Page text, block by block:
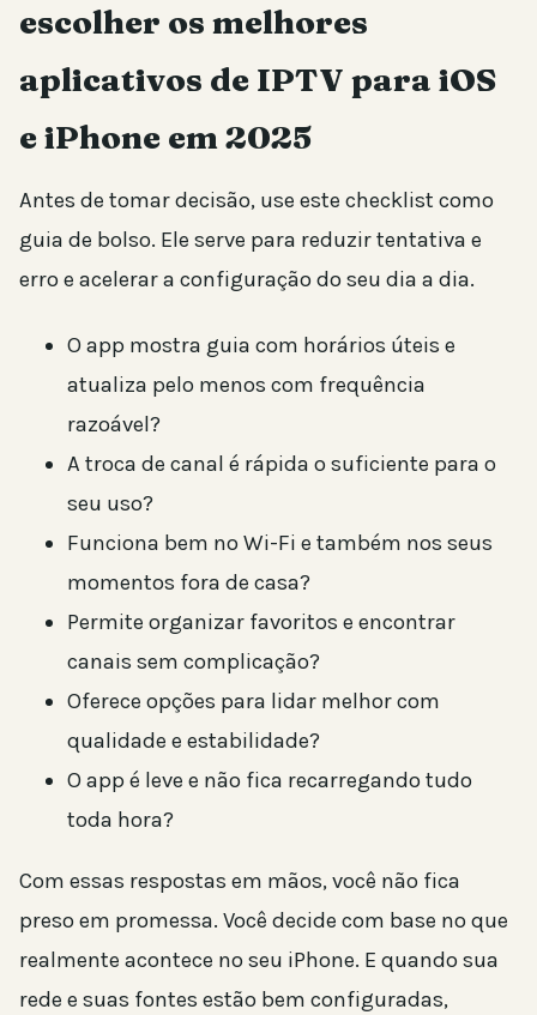
escolher os melhores
aplicativos de IPTV para iOS
e iPhone em 2025
Antes de tomar decisão, use este checklist como
guia de bolso. Ele serve para reduzir tentativa e
erro e acelerar a configuração do seu dia a dia.
O app mostra guia com horários úteis e
atualiza pelo menos com frequência
razoável?
A troca de canal é rápida o suficiente para o
seu uso?
Funciona bem no Wi-Fi e também nos seus
momentos fora de casa?
Permite organizar favoritos e encontrar
canais sem complicação?
Oferece opções para lidar melhor com
qualidade e estabilidade?
O app é leve e não fica recarregando tudo
toda hora?
Com essas respostas em mãos, você não fica
preso em promessa. Você decide com base no que
realmente acontece no seu iPhone. E quando sua
rede e suas fontes estão bem configuradas,